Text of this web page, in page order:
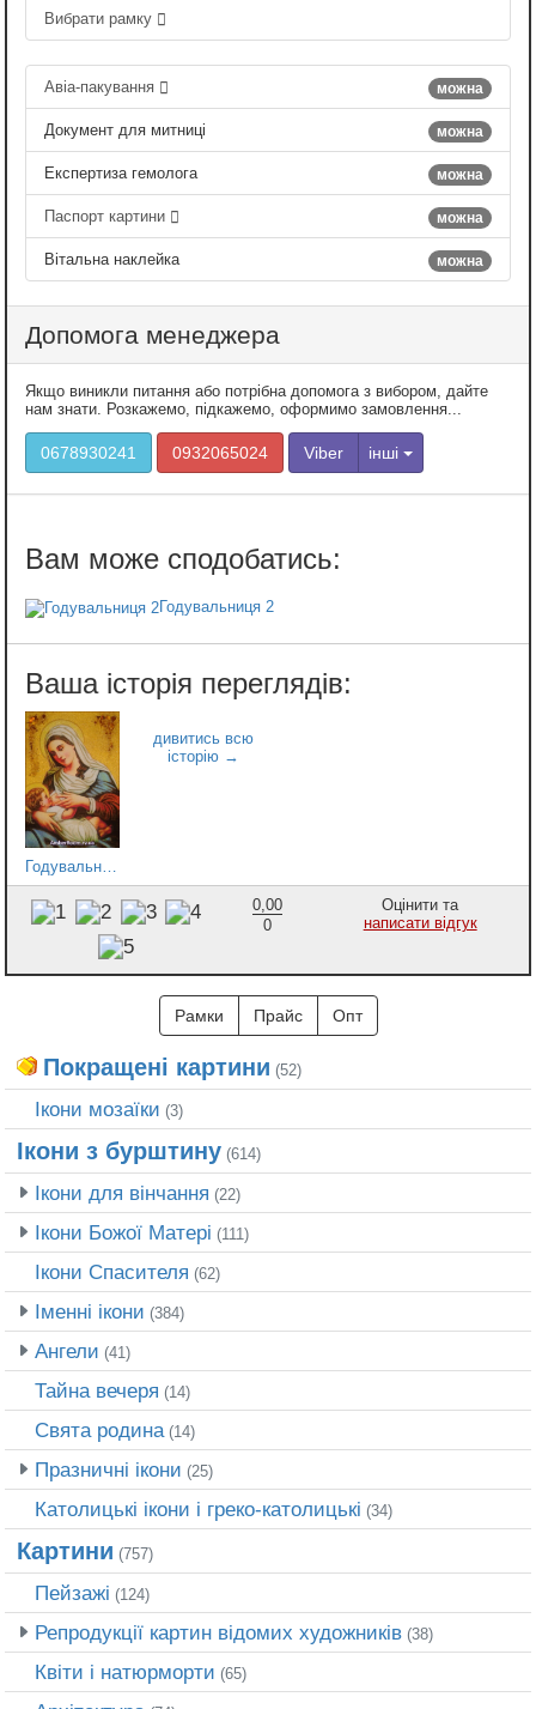
Вибрати рамку
можна
Авіа-пакування
можна
Документ для митниці
можна
Експертиза гемолога
можна
Паспорт картини
можна
Вітальна наклейка
Допомога менеджера
Якщо виникли питання або потрібна допомога з вибором, дайте
нам знати. Розкажемо, підкажемо, оформимо замовлення...
0678930241 0932065024 Viber інші
Годувальниця 2
0,00
0
Оцінити та
написати відгук
Рамки Прайс Опт
Покращені картини (52)
Ікони мозаїки (3)
Ікони з бурштину (614)
Ікони для вінчання (22)
Ікони Божої Матері (111)
Ікони Спасителя (62)
Іменні ікони (384)
Ангели (41)
Тайна вечеря (14)
Свята родина(14)
Празничні ікони (25)
Католицькі ікони і греко-католицькі (34)
Картини (757)
Пейзажі (124)
Репродукції картин відомих художників (38)
Квіти і натюрморти (65)